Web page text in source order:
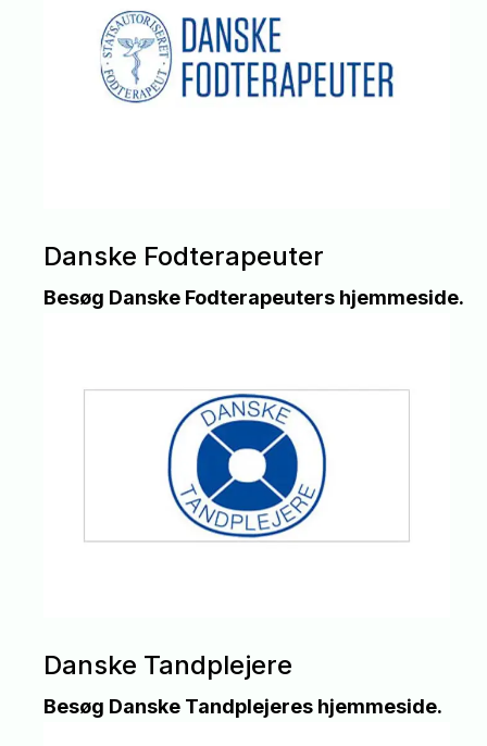
Danske Fodterapeuter
Besøg Danske Fodterapeuters hjemmeside.
Danske Tandplejere
Besøg Danske Tandplejeres hjemmeside.